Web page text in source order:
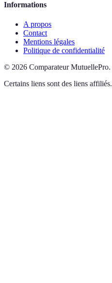
Informations
A propos
Contact
Mentions légales
Politique de confidentialité
© 2026 Comparateur MutuellePro.
Certains liens sont des liens affiliés.